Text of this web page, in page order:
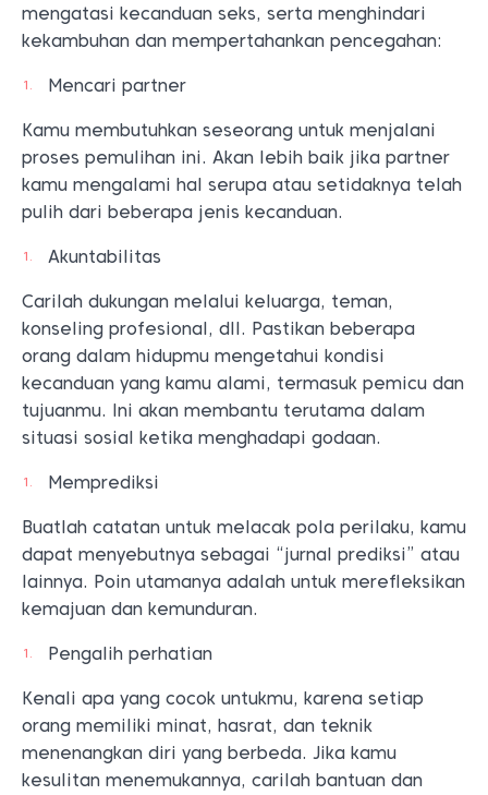
mengatasi kecanduan seks, serta menghindari
kekambuhan dan mempertahankan pencegahan:
Mencari partner
Kamu membutuhkan seseorang untuk menjalani
proses pemulihan ini. Akan lebih baik jika partner
kamu mengalami hal serupa atau setidaknya telah
pulih dari beberapa jenis kecanduan.
Akuntabilitas
Carilah dukungan melalui keluarga, teman,
konseling profesional, dll. Pastikan beberapa
orang dalam hidupmu mengetahui kondisi
kecanduan yang kamu alami, termasuk pemicu dan
tujuanmu. Ini akan membantu terutama dalam
situasi sosial ketika menghadapi godaan.
Memprediksi
Buatlah catatan untuk melacak pola perilaku, kamu
dapat menyebutnya sebagai “jurnal prediksi” atau
lainnya. Poin utamanya adalah untuk merefleksikan
kemajuan dan kemunduran.
Pengalih perhatian
Kenali apa yang cocok untukmu, karena setiap
orang memiliki minat, hasrat, dan teknik
menenangkan diri yang berbeda. Jika kamu
kesulitan menemukannya, carilah bantuan dan